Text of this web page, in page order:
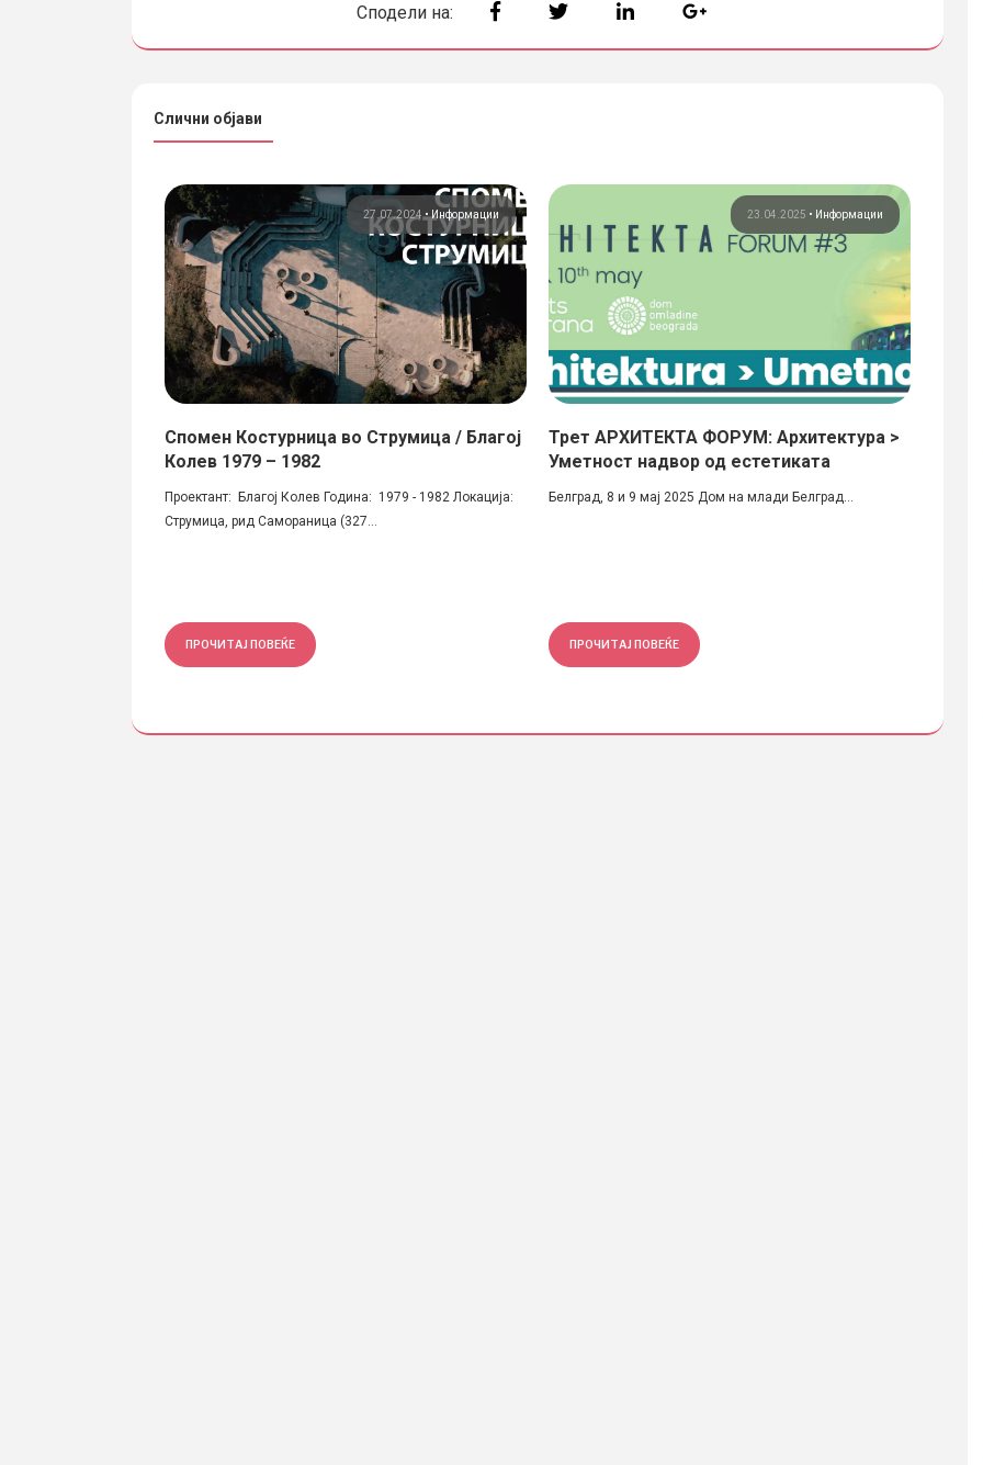
Сподели на:
Слични објави
27.07.2024•Информации
Спомен Костурница во Струмица / Благој
Колев 1979 – 1982
Проектант: Благој Колев Година: 1979 - 1982 Локација:
Струмица, рид Самораница (327...
ПРОЧИТАЈ ПОВЕЌЕ
23.04.2025 • Информации
Трет АРХИТЕКТА ФОРУМ: Архитектура >
Уметност надвор од естетиката
Белград, 8 и 9 мај 2025 Дом на млади Белград...
ПРОЧИТАЈ ПОВЕЌЕ
низ